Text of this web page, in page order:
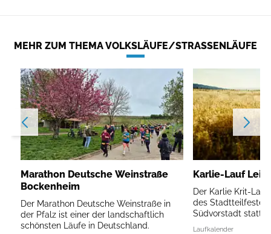
MEHR ZUM THEMA VOLKSLÄUFE/STRASSENLÄUFE
Marathon Deutsche Weinstraße
Bockenheim
Der Marathon Deutsche Weinstraße in
der Pfalz ist einer der landschaftlich
schönsten Läufe in Deutschland.
Karlie-Lauf
Der Karlie Krit-
des Stadtteilfestes
Südvorstadt statt.
Laufkalender